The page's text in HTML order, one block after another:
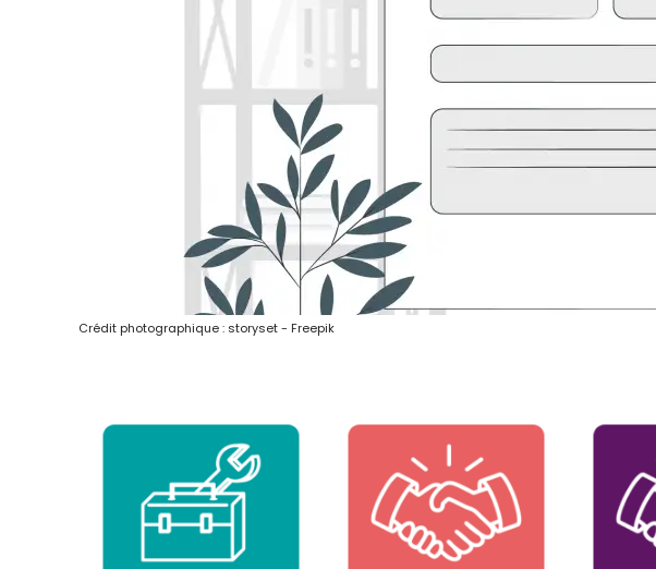
Crédit photographique : storyset - Freepik